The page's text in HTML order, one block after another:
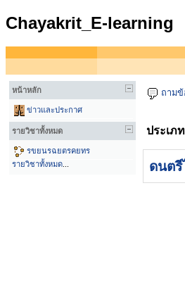
Chayakrit_E-learning
หน้าหลัก
ข่าวและประกาศ
รายวิชาทั้งหมด
รขยนรฉยตรคยทร
รายวิชาทั้งหมด
ถาม
ประเภ
ดนตรี